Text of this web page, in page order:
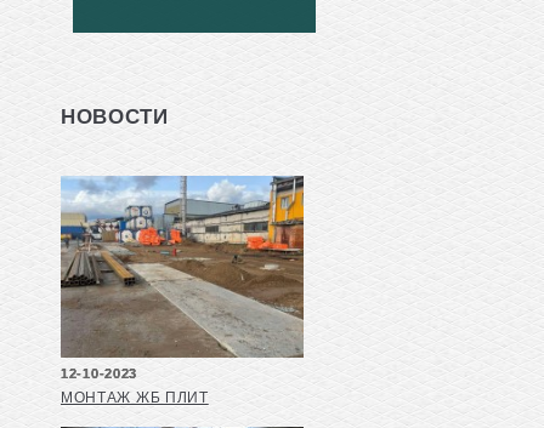
НОВОСТИ
12-10-2023
МОНТАЖ ЖБ ПЛИТ